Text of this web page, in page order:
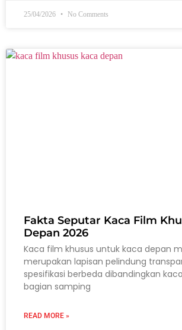
25/04/2026 No Comments
Fakta Seputar Kaca Film
Depan 2026
Kaca film khusus untuk kaca depan
merupakan lapisan pelindung
spesifikasi berbeda dibandingkan
bagian samping
READ MORE »